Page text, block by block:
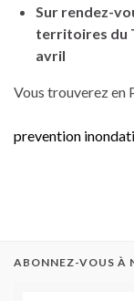
Sur rendez-
territoires du
avril
Vous trouverez en
prevention
ABONNEZ-VOUS À